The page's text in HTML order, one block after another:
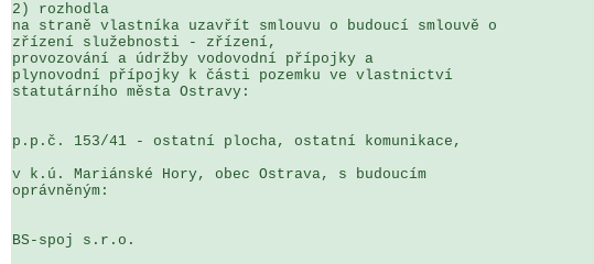
2) rozhodla
na straně vlastníka uzavřít smlouvu o budoucí smlouvě o
zřízení služebnosti - zřízení,
provozování a údržby vodovodní přípojky a
plynovodní přípojky k části pozemku ve vlastnictví
statutárního města Ostravy:
p.p.č. 153/41 - ostatní plocha, ostatní komunikace,
v k.ú. Mariánské Hory, obec Ostrava, s budoucím
oprávněným:
BS-spoj s.r.o.